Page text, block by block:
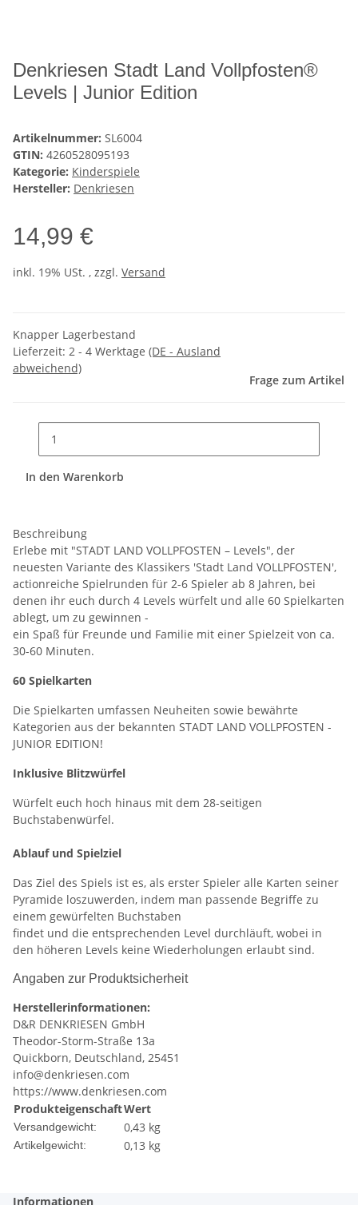
Denkriesen Stadt Land Vollpfosten®
Levels | Junior Edition
Artikelnummer: SL6004
GTIN: 4260528095193
Kategorie: Kinderspiele
Hersteller: Denkriesen
14,99 €
inkl. 19% USt. , zzgl. Versand
Knapper Lagerbestand
Lieferzeit: 2 - 4 Werktage (DE - Ausland
abweichend)
Frage zum Artikel
In den Warenkorb
Beschreibung
Erlebe mit "STADT LAND VOLLPFOSTEN – Levels", der
neuesten Variante des Klassikers 'Stadt Land VOLLPFOSTEN',
actionreiche Spielrunden für 2-6 Spieler ab 8 Jahren, bei
denen ihr euch durch 4 Levels würfelt und alle 60 Spielkarten
ablegt, um zu gewinnen -
ein Spaß für Freunde und Familie mit einer Spielzeit von ca.
30-60 Minuten.
60 Spielkarten
Die Spielkarten umfassen Neuheiten sowie bewährte
Kategorien aus der bekannten STADT LAND VOLLPFOSTEN -
JUNIOR EDITION!
Inklusive Blitzwürfel
Würfelt euch hoch hinaus mit dem 28-seitigen
Buchstabenwürfel.
Ablauf und Spielziel
Das Ziel des Spiels ist es, als erster Spieler alle Karten seiner
Pyramide loszuwerden, indem man passende Begriffe zu
einem gewürfelten Buchstaben
findet und die entsprechenden Level durchläuft, wobei in
den höheren Levels keine Wiederholungen erlaubt sind.
Angaben zur Produktsicherheit
Herstellerinformationen:
D&R DENKRIESEN GmbH
Theodor-Storm-Straße 13a
Quickborn, Deutschland, 25451
info@denkriesen.com
https://www.denkriesen.com
ProdukteigenschaftWert
Versandgewicht: 0,43 kg
Artikelgewicht: 0,13 kg
Informationen